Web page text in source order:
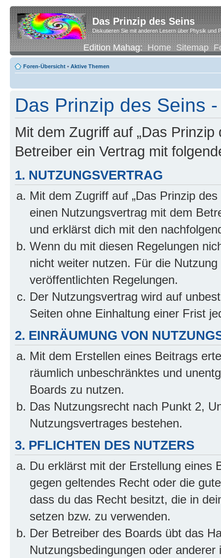
Das Prinzip des Seins
Diskutieren Sie mit anderen Lesern über Physik und
Edition Mahag:Home Sitemap
Foren-Übersicht • Aktive Themen
Das Prinzip des Seins
Mit dem Zugriff auf „Das
Betreiber ein Vertrag mit
1. NUTZUNGSVERTRAG
Mit dem Zugriff auf „Das Prinzip
einen Nutzungsvertrag mit dem
und erklärst dich mit den
Wenn du mit diesen Regelungen
nicht weiter nutzen. Für die
veröffentlichten Regelungen.
Der Nutzungsvertrag wird auf
Seiten ohne Einhaltung einer Frist
2. EINRÄUMUNG VON
Mit dem Erstellen eines Beitrags
räumlich unbeschränktes und
Boards zu nutzen.
Das Nutzungsrecht nach Punkt 2,
Nutzungsvertrages bestehen.
3. PFLICHTEN DES NUTZERS
Du erklärst mit der Erstellung eines
gegen geltendes Recht oder die
dass du das Recht besitzt, die in
setzen bzw. zu verwenden.
Der Betreiber des Boards übt das
Nutzungsbedingungen oder